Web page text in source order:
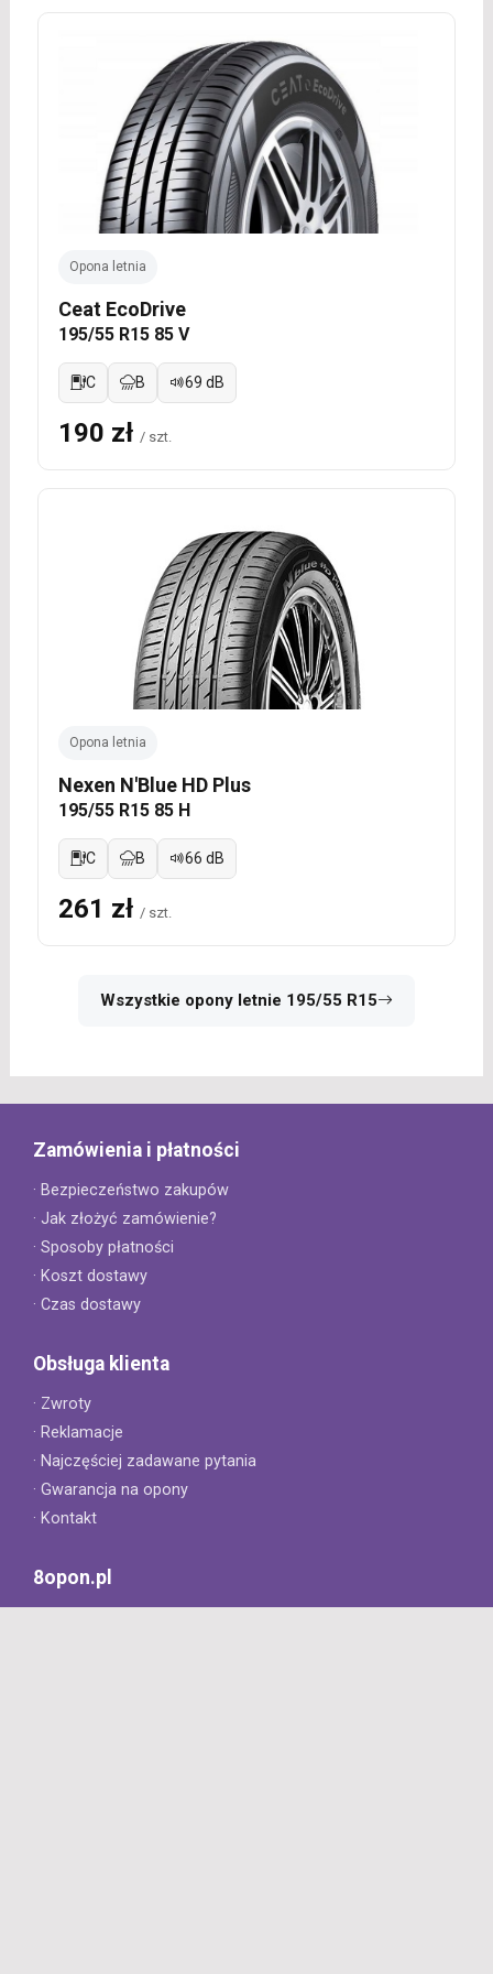
Opona letnia
Ceat EcoDrive
195/55 R15 85 V
C B 69 dB
190 zł / szt.
Opona letnia
Nexen N'Blue HD Plus
195/55 R15 85 H
C B 66 dB
261 zł / szt.
Wszystkie opony letnie 195/55 R15
Zamówienia i płatności
· Bezpieczeństwo zakupów
· Jak złożyć zamówienie?
· Sposoby płatności
· Koszt dostawy
· Czas dostawy
Obsługa klienta
· Zwroty
· Reklamacje
· Najczęściej zadawane pytania
· Gwarancja na opony
· Kontakt
8opon.pl